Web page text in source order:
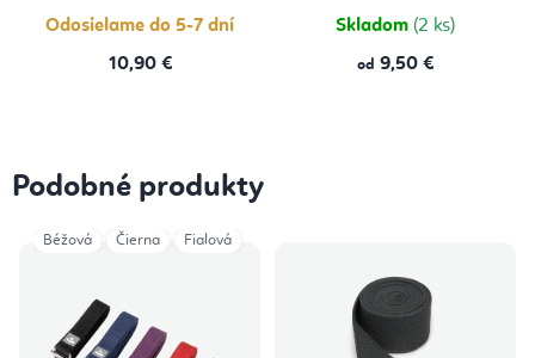
Odosielame do 5-7 dní
10,90 €
Skladom (2 ks)
od 9,50 €
Podobné produkty
Béžová Čierna Fialová